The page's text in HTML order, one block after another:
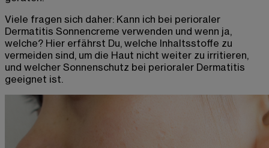
Viele fragen sich daher: Kann ich bei perioraler
Dermatitis Sonnencreme verwenden und wenn ja,
welche? Hier erfährst Du, welche Inhaltsstoffe zu
vermeiden sind, um die Haut nicht weiter zu irritieren,
und welcher Sonnenschutz bei perioraler Dermatitis
geeignet ist.